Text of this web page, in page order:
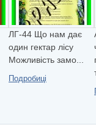
ЛГ-44 Що нам дає
один гектар лiсу
Можливiсть замо...
Подробиці